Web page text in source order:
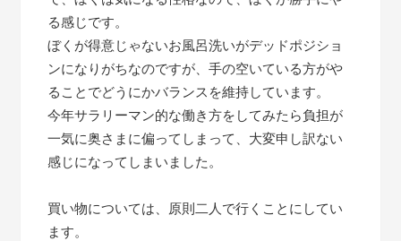
る感じです。
ぼくが得意じゃないお風呂洗いがデッドポジショ
ンになりがちなのですが、手の空いている方がや
ることでどうにかバランスを維持しています。
今年サラリーマン的な働き方をしてみたら負担が
一気に奥さまに偏ってしまって、大変申し訳ない
感じになってしまいました。
買い物については、原則二人で行くことにしてい
ます。